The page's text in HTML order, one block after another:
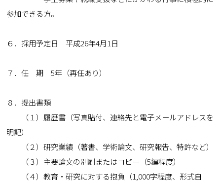
参加できる方。
６．採用予定日 平成26年4月1日
７．任 期 5年（再任あり）
８．提出書類
（１）履歴書（写真貼付、連絡先と電子メールアドレスを
明記）
（２）研究業績（著書、学術論文、研究報告、特許など）
（３）主要論文の別刷またはコピー（5編程度）
（４）教育・研究に対する抱負（1,000字程度、形式自